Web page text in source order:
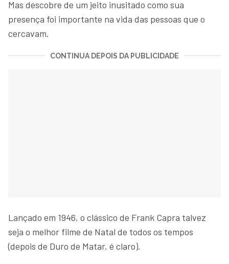
Mas descobre de um jeito inusitado como sua
presença foi importante na vida das pessoas que o
cercavam.
CONTINUA DEPOIS DA PUBLICIDADE
Lançado em 1946, o clássico de Frank Capra talvez
seja o melhor filme de Natal de todos os tempos
(depois de Duro de Matar, é claro).